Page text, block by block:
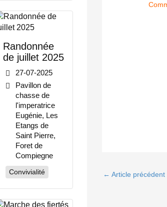
Randonnée
de juillet 2025
27-07-2025
Pavillon de
chasse de
l'imperatrice
Eugénie, Les
Etangs de
Saint Pierre,
Foret de
Compiegne
Convivialité ← Article précédent